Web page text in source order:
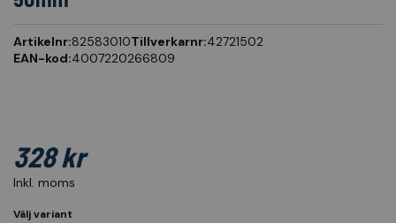
Artikelnr:82583010Tillverkarnr:42721502
EAN-kod:4007220266809
Inkl. moms
328 kr
Välj variant